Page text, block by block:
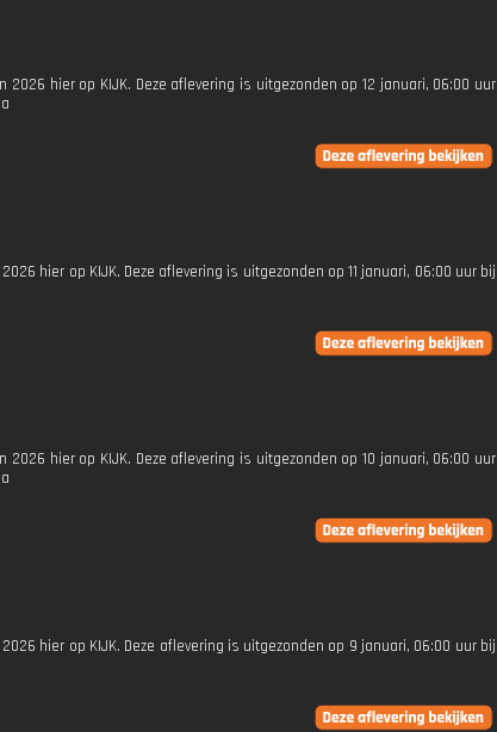
hier op KIJK. Deze aflevering is uitgezonden op 12 januari, 06:00 uur
hier op KIJK. Deze aflevering is uitgezonden op 11 januari, 06:00 uur bij
hier op KIJK. Deze aflevering is uitgezonden op 10 januari, 06:00 uur
hier op KIJK. Deze aflevering is uitgezonden op 9 januari, 06:00 uur bij